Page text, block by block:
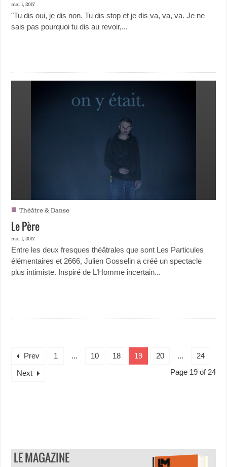
mai 1, 2017
"Tu dis oui, je dis non. Tu dis stop et je dis va, va, va. Je ne
sais pas pourquoi tu dis au revoir,...
■ Théâtre & Danse
Le Père
mai 1, 2017
Entre les deux fresques théâtrales que sont Les Particules
élémentaires et 2666, Julien Gosselin a créé un spectacle
plus intimiste. Inspiré de L’Homme incertain...
Prev 1 ... 10 18 19 20 ...
24
Next
Page 19 of 24
LE MAGAZINE